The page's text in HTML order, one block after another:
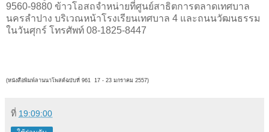
9560-9880 ข้าวโอสถจำหน่ายที่ศูนย์สาธิตการตลาดเทศบาล
นครลำปาง บริเวณหน้าโรงเรียนเทศบาล 4 และถนนวัฒนธรรม
ในวันศุกร์ โทรศัพท์ 08-1825-8447
(หนังสือพิมพ์ลานนาโพสต์ฉบับที่ 961 17 - 23 มกราคม 2557)
ที่ 19:09:00